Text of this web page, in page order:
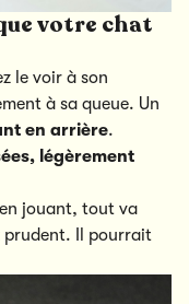
votre chat
le voir à son
à sa queue. Un
en arrière.
légèrement
en jouant, tout va
prudent. Il pourrait